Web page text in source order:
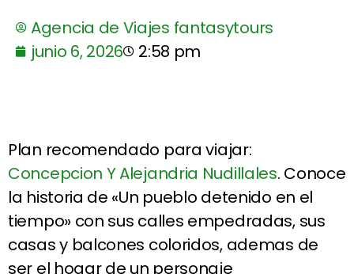
Agencia de Viajes fantasytours
junio 6, 2026
2:58 pm
Plan recomendado para viajar:
Concepcion Y Alejandria Nudillales. Conoce
la historia de «Un pueblo detenido en el
tiempo» con sus calles empedradas, sus
casas y balcones coloridos, ademas de
ser el hogar de un personaje